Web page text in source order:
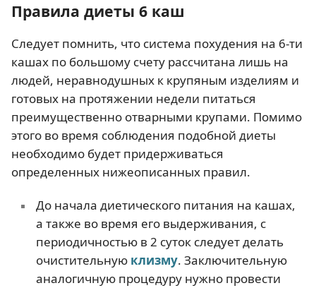
Правила диеты 6 каш
Следует помнить, что система похудения на 6-ти
кашах по большому счету рассчитана лишь на
людей, неравнодушных к крупяным изделиям и
готовых на протяжении недели питаться
преимущественно отварными крупами. Помимо
этого во время соблюдения подобной диеты
необходимо будет придерживаться
определенных нижеописанных правил.
До начала диетического питания на кашах,
а также во время его выдерживания, с
периодичностью в 2 суток следует делать
очистительную клизму. Заключительную
аналогичную процедуру нужно провести